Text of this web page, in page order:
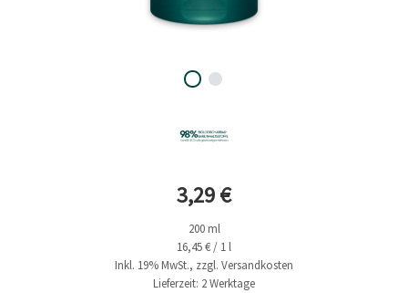
Aktueller Preis
3,29 €
200 ml
16,45 € / 1 l
Inkl. 19% MwSt., zzgl. Versandkosten
Lieferzeit: 2 Werktage